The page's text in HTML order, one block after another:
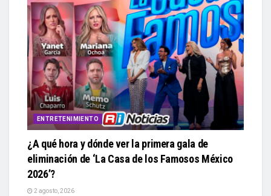
ENTRETENIMIENTO
¿A qué hora y dónde ver la primera gala de
eliminación de ‘La Casa de los Famosos México
2026’?
2 agosto, 2026